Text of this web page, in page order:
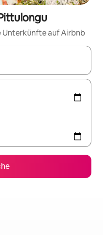
Unterkünfte auf Airbnb
navigiere mit den